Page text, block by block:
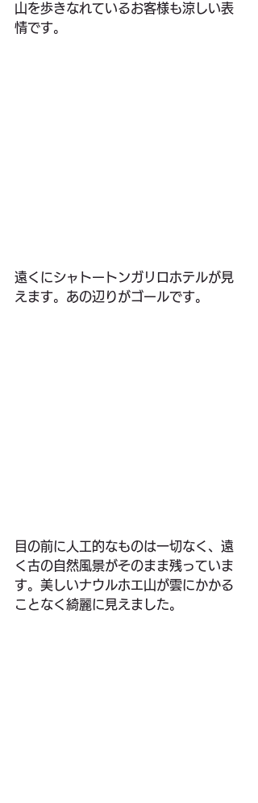
山を歩きなれているお客様も涼しい表
情です。
遠くにシャトートンガリロホテルが見
えます。あの辺りがゴールです。
目の前に人工的なものは一切なく、遠
く古の自然風景がそのまま残っていま
す。美しいナウルホエ山が雲にかかる
ことなく綺麗に見えました。